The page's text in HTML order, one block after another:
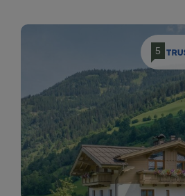
Mikrowelle
Bettwäsche
Geschirrspüler
Doppelbett
Ausziehcouch
5